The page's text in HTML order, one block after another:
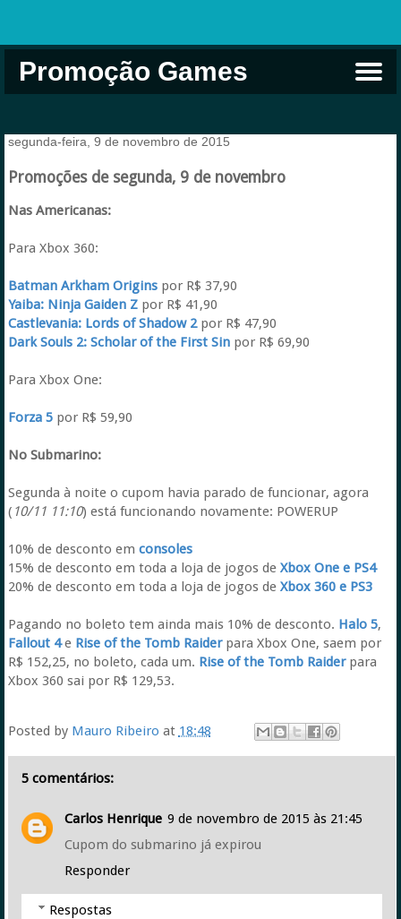
Promoção Games
segunda-feira, 9 de novembro de 2015
Promoções de segunda, 9 de novembro
Nas Americanas:
Para Xbox 360:
Batman Arkham Originspor R$ 37,90
Yaiba: Ninja Gaiden Z por R$ 41,90
Castlevania: Lords of Shadow 2 por R$ 47,90
Dark Souls 2: Scholar of the First Sinpor R$ 69,90
Para Xbox One:
Forza 5por R$ 59,90
No Submarino:
Segunda à noite o cupom havia parado de funcionar, agora
( 10/11 11:10) está funcionando novamente: POWERUP
10% de desconto em consoles
15% de desconto em toda a loja de jogos de Xbox One e PS4
20% de desconto em toda a loja de jogos de Xbox 360 e PS3
Pagando no boleto tem ainda mais 10% de desconto. Halo 5,
Fallout 4eRise of the Tomb Raider para Xbox One, saem por
R$ 152,25, no boleto, cada um. Rise of the Tomb Raider para
Xbox 360 sai por R$ 129,53.
Posted by Mauro Ribeiro at 18:48
5 comentários:
Carlos Henrique 9 de novembro de 2015 às 21:45
Cupom do submarino já expirou
Responder
Respostas